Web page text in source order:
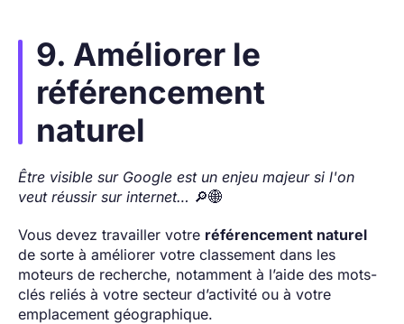
9. Améliorer le
référencement
naturel
Être visible sur Google est un enjeu majeur si l'on
veut réussir sur internet… 🔎🌐
Vous devez travailler votre référencement naturel
de sorte à améliorer votre classement dans les
moteurs de recherche, notamment à l’aide des mots-
clés reliés à votre secteur d’activité ou à votre
emplacement géographique.